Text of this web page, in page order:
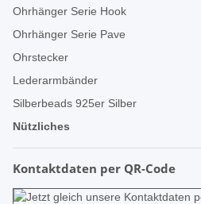
Ohrhänger Serie Hook
Ohrhänger Serie Pave
Ohrstecker
Lederarmbänder
Silberbeads 925er Silber
Nützliches
Kontaktdaten per QR-Code